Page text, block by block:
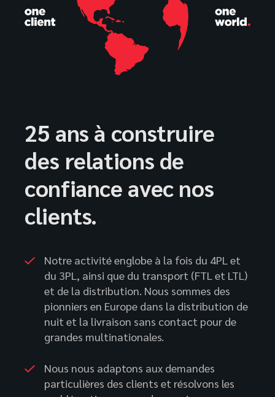
25 ans à construire
des relations de
confiance avec nos
clients.
Notre activité englobe à la fois du 4PL et
du 3PL, ainsi que du transport (FTL et LTL)
et de la distribution. Nous sommes des
pionniers en Europe dans la distribution de
nuit et la livraison sans contact pour de
grandes multinationales.
Nous nous adaptons aux demandes
particulières des clients et résolvons les